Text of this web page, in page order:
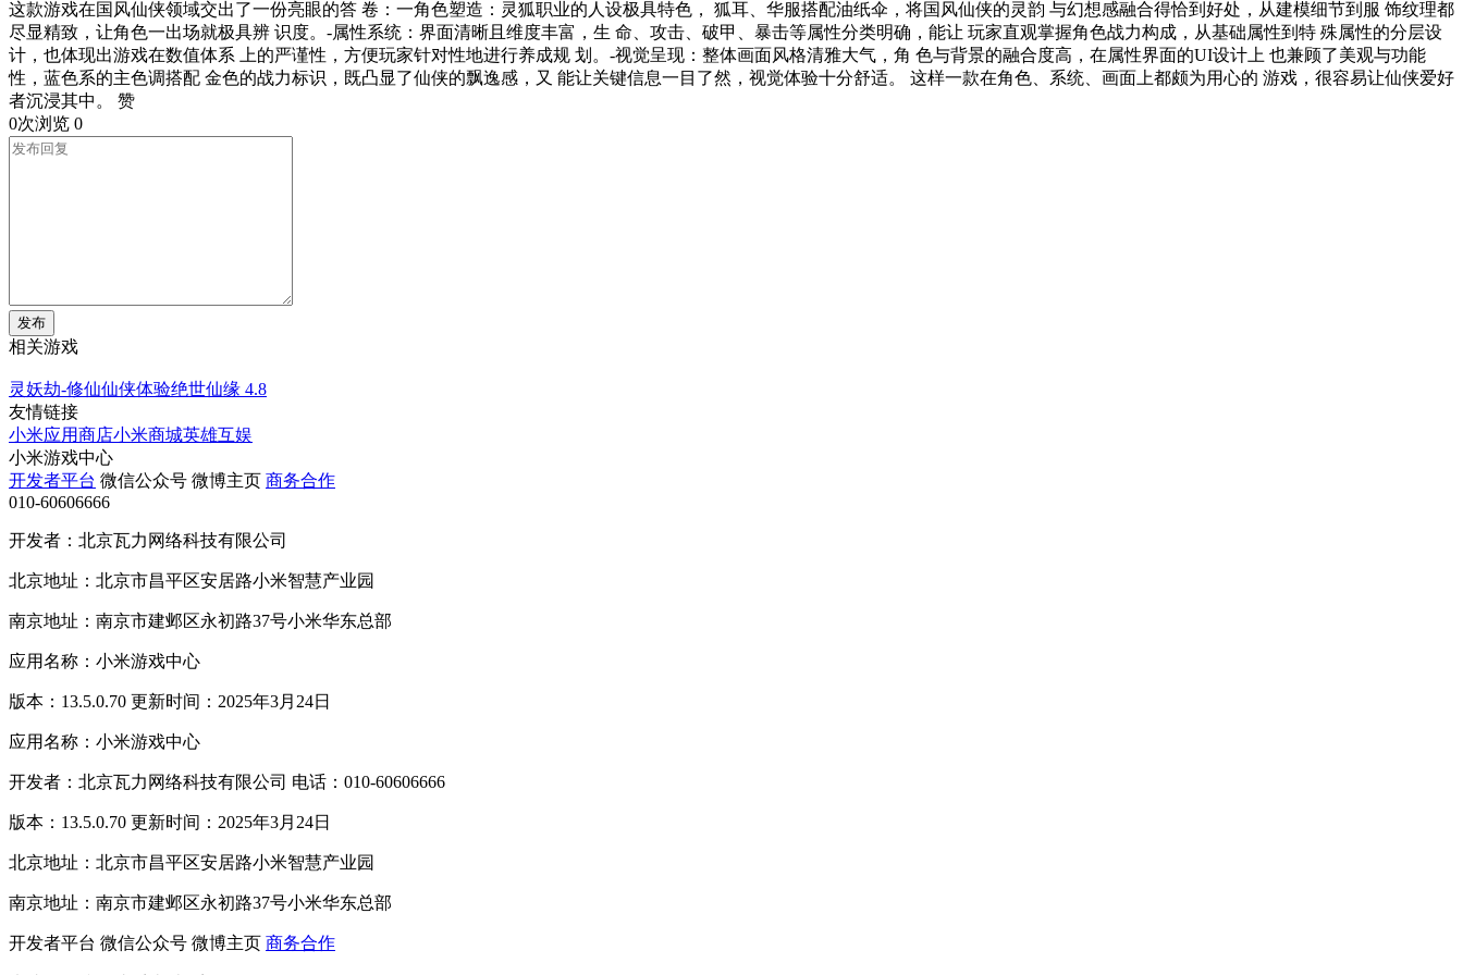
这款游戏在国风仙侠领域交出了一份亮眼的答 卷：一角色塑造：灵狐职业的人设极具特色， 狐耳、华服搭配油纸伞，将国风仙侠的灵韵 与幻想感融合得恰到好处，从建模细节到服 饰纹理都
尽显精致，让角色一出场就极具辨 识度。-属性系统：界面清晰且维度丰富，生 命、攻击、破甲、暴击等属性分类明确，能让 玩家直观掌握角色战力构成，从基础属性到特 殊属性的分层设
计，也体现出游戏在数值体系 上的严谨性，方便玩家针对性地进行养成规 划。-视觉呈现：整体画面风格清雅大气，角 色与背景的融合度高，在属性界面的UI设计上 也兼顾了美观与功能
性，蓝色系的主色调搭配 金色的战力标识，既凸显了仙侠的飘逸感，又 能让关键信息一目了然，视觉体验十分舒适。 这样一款在角色、系统、画面上都颇为用心的 游戏，很容易让仙侠爱好
者沉浸其中。 赞
0次浏览 0
发布
相关游戏
灵妖劫-修仙仙侠体验绝世仙缘 4.8
友情链接
小米应用商店小米商城英雄互娱
小米游戏中心
开发者平台 微信公众号 微博主页 商务合作
010-60606666
开发者：北京瓦力网络科技有限公司
北京地址：北京市昌平区安居路小米智慧产业园
南京地址：南京市建邺区永初路37号小米华东总部
应用名称：小米游戏中心
版本：13.5.0.70 更新时间：2025年3月24日
应用名称：小米游戏中心
开发者：北京瓦力网络科技有限公司 电话：010-60606666
版本：13.5.0.70 更新时间：2025年3月24日
北京地址：北京市昌平区安居路小米智慧产业园
南京地址：南京市建邺区永初路37号小米华东总部
开发者平台 微信公众号 微博主页 商务合作